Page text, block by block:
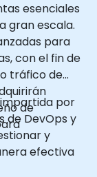
esenciales
gran escala.
para
con el fin de
tráfico de
de
por
de DevOps y
y
efectiva